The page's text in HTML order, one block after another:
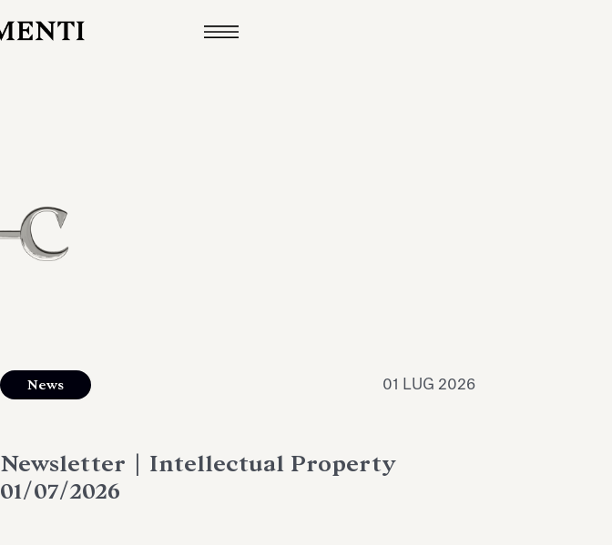
News 01 LUG 2026
Newsletter | Intellectual Property
01/07/2026